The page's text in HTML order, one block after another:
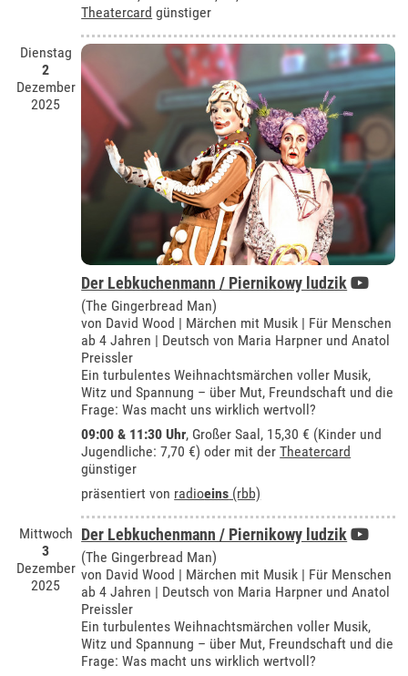
Theatercard günstiger
Dienstag
2
Dezember
2025
Der Lebkuchenmann / Piernikowy ludzik
(The Gingerbread Man)
von David Wood | Märchen mit Musik | Für Menschen
ab 4 Jahren | Deutsch von Maria Harpner und Anatol
Preissler
Ein turbulentes Weihnachtsmärchen voller Musik,
Witz und Spannung – über Mut, Freundschaft und die
Frage: Was macht uns wirklich wertvoll?
09:00 & 11:30 Uhr, Großer Saal , 15,30 € (Kinder und
Jugendliche: 7,70 €) oder mit derTheatercard
günstiger
präsentiert von radioeins (rbb)
Mittwoch
3
Dezember
2025
Der Lebkuchenmann / Piernikowy ludzik
(The Gingerbread Man)
von David Wood | Märchen mit Musik | Für Menschen
ab 4 Jahren | Deutsch von Maria Harpner und Anatol
Preissler
Ein turbulentes Weihnachtsmärchen voller Musik,
Witz und Spannung – über Mut, Freundschaft und die
Frage: Was macht uns wirklich wertvoll?